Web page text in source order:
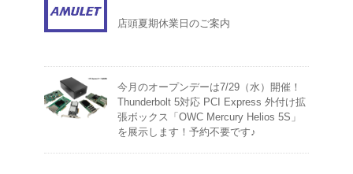
店頭夏期休業日のご案内
今月のオープンデーは7/29（水）開催！
Thunderbolt 5対応 PCI Express 外付け拡
張ボックス「OWC Mercury Helios 5S」
を展示します！予約不要です♪